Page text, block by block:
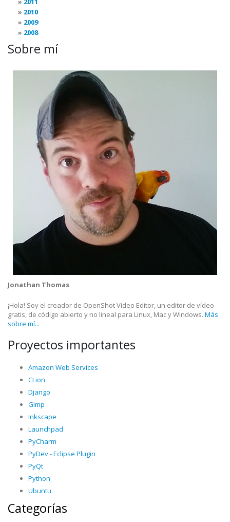
2010
2009
2008
Sobre mí
Jonathan Thomas
¡Hola! Soy el creador de OpenShot Video Editor, un editor de vídeo
gratis, de código abierto y no lineal para Linux, Mac y Windows. Más
sobre mí...
Proyectos importantes
Amazon Web Services
CLion
Django
Gimp
Inkscape
Launchpad
PyCharm
PyDev - Eclipse Plugin
PyQt
Python
Ubuntu
Categorías